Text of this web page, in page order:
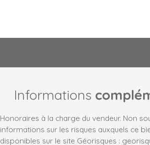
Informations
Honoraires à la charge du vendeur. Non
informations sur les risques auxquels ce
disponibles sur le site Géorisques :